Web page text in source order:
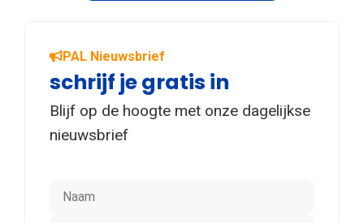
PAL Nieuwsbrief
schrijf je gratis in
Blijf op de hoogte met onze dagelijkse
nieuwsbrief